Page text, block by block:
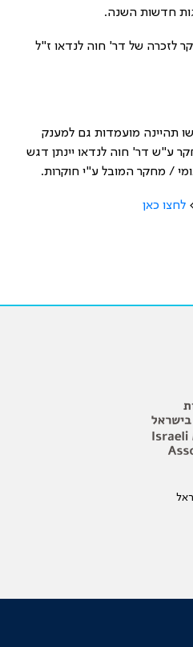
חדשות השנה.
לזכרה של דר' חוה לנדאו ז"ל
תהיינה מועמדות גם למענק
ע"ש דר' חוה לנדאו יינתן דגש
/ מחקר המובל ע"י חוקרות.
לחצו כאן